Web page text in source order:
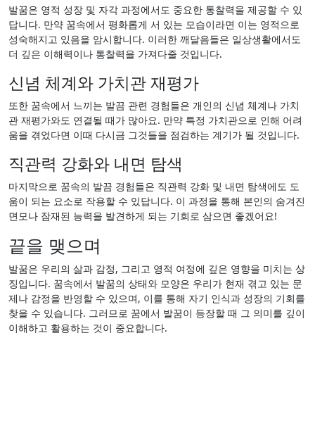
발꿈은 영적 성장 및 자각 과정에서도 중요한 통찰력을 제공할 수 있
답니다. 만약 꿈속에서 평화롭게 서 있는 모습이라면 이는 영적으로
성숙해지고 있음을 암시합니다. 이러한 깨달음들은 일상생활에서도
더 깊은 이해력이나 통찰력을 가져다줄 것입니다.
신념 체계와 가치관 재평가
또한 꿈속에서 느끼는 발끔 관련 경험들은 개인의 신념 체계나 가치
관 재평가와도 연결될 때가 많아요. 만약 특정 가치관으로 인해 어려
움을 겪었다면 이때 다시금 그것들을 점검하는 계기가 될 것입니다.
직관력 강화와 내면 탐색
마지막으로 꿈속의 발끔 경험들은 직관력 강화 및 내면 탐색에도 도
움이 되는 요소로 작용할 수 있답니다. 이 과정을 통해 본인의 숨겨진
면모나 잠재된 능력을 발견하게 되는 기회로 삼으면 좋겠어요!
끝을 맺으며
발꿈은 우리의 삶과 감정, 그리고 영적 여정에 깊은 영향을 미치는 상
징입니다. 꿈속에서 발꿈의 상태와 모양은 우리가 현재 겪고 있는 문
제나 감정을 반영할 수 있으며, 이를 통해 자기 인식과 성장의 기회를
찾을 수 있습니다. 그러므로 꿈에서 발꿈이 등장할 때 그 의미를 깊이
이해하고 활용하는 것이 중요합니다.